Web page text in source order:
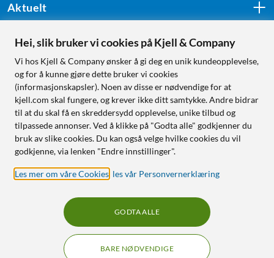
Aktuelt
Følg oss
Handle fra:
Sverige
Norge
RÅD OG TILBEHØR TIL
Hei, slik bruker vi cookies på Kjell & Company
Vi hos Kjell & Company ønsker å gi deg en unik kundeopplevelse,
og for å kunne gjøre dette bruker vi cookies
(informasjonskapsler). Noen av disse er nødvendige for at
kjell.com skal fungere, og krever ikke ditt samtykke. Andre bidrar
til at du skal få en skreddersydd opplevelse, unike tilbud og
tilpassede annonser. Ved å klikke på "Godta alle" godkjenner du
bruk av slike cookies. Du kan også velge hvilke cookies du vil
godkjenne, via lenken "Endre innstillinger".
Les mer om våre Cookies les vår Personvernerklæring
BARE NØDVENDIGE
GODTA ALLE